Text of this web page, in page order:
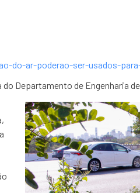
do-ar-poderao-ser-usados-
Departamento de Engenharia